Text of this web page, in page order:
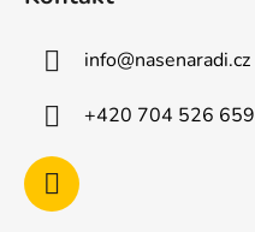
info@nasenaradi.cz
+420 704 526 659